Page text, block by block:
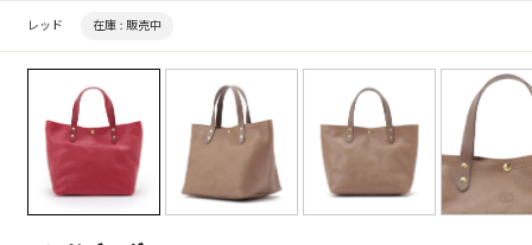
レッド 在庫 : 販売中